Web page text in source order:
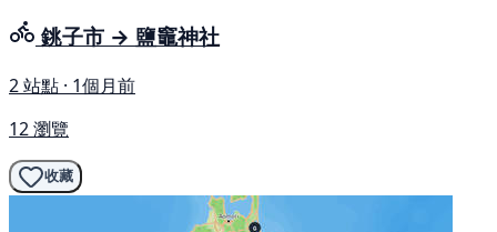
銚子市 → 鹽竈神社
2 站點 · 1個月前
12 瀏覽
收藏